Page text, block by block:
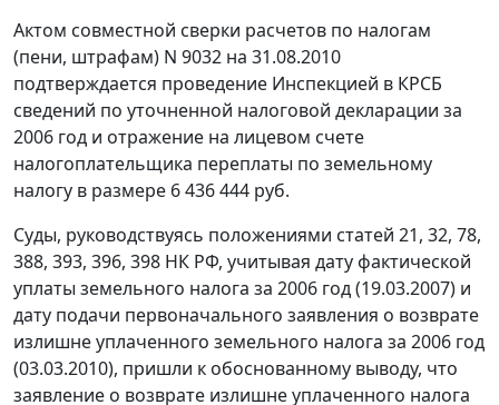
Актом совместной сверки расчетов по налогам
(пени, штрафам) N 9032 на 31.08.2010
подтверждается проведение Инспекцией в КРСБ
сведений по уточненной налоговой декларации за
2006 год и отражение на лицевом счете
налогоплательщика переплаты по земельному
налогу в размере 6 436 444 руб.
Суды, руководствуясь положениями статей 21, 32, 78,
388, 393, 396, 398 НК РФ, учитывая дату фактической
уплаты земельного налога за 2006 год (19.03.2007) и
дату подачи первоначального заявления о возврате
излишне уплаченного земельного налога за 2006 год
(03.03.2010), пришли к обоснованному выводу, что
заявление о возврате излишне уплаченного налога